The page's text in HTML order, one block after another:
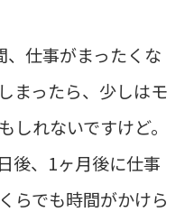
、仕事がまったくな
まったら、少しはモ
しれないですけど。
後、1ヶ月後に仕事
らでも時間がかけら